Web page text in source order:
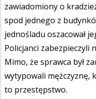
zawiadomiony o
spod jednego z
jednośladu oszacował
Policjanci
Mimo, że sprawca był
wytypowali mężczyznę,
to przestępstwo.